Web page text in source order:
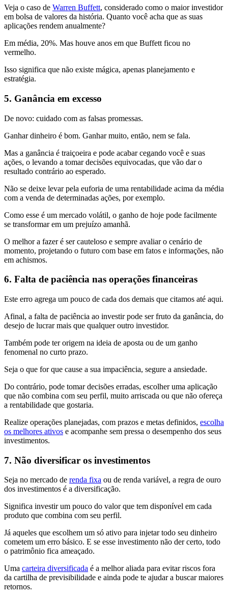
Veja o caso de Warren Buffett, considerado como o maior investidor
em bolsa de valores da história. Quanto você acha que as suas
aplicações rendem anualmente?
Em média, 20%. Mas houve anos em que Buffett ficou no
vermelho.
Isso significa que não existe mágica, apenas planejamento e
estratégia.
5. Ganância em excesso
De novo: cuidado com as falsas promessas.
Ganhar dinheiro é bom. Ganhar muito, então, nem se fala.
Mas a ganância é traiçoeira e pode acabar cegando você e suas
ações, o levando a tomar decisões equivocadas, que vão dar o
resultado contrário ao esperado.
Não se deixe levar pela euforia de uma rentabilidade acima da média
com a venda de determinadas ações, por exemplo.
Como esse é um mercado volátil, o ganho de hoje pode facilmente
se transformar em um prejuízo amanhã.
O melhor a fazer é ser cauteloso e sempre avaliar o cenário de
momento, projetando o futuro com base em fatos e informações, não
em achismos.
6. Falta de paciência nas operações financeiras
Este erro agrega um pouco de cada dos demais que citamos até aqui.
Afinal, a falta de paciência ao investir pode ser fruto da ganância, do
desejo de lucrar mais que qualquer outro investidor.
Também pode ter origem na ideia de aposta ou de um ganho
fenomenal no curto prazo.
Seja o que for que cause a sua impaciência, segure a ansiedade.
Do contrário, pode tomar decisões erradas, escolher uma aplicação
que não combina com seu perfil, muito arriscada ou que não ofereça
a rentabilidade que gostaria.
Realize operações planejadas, com prazos e metas definidos, escolha
os melhores ativos e acompanhe sem pressa o desempenho dos seus
investimentos.
7. Não diversificar os investimentos
Seja no mercado de renda fixa ou de renda variável, a regra de ouro
dos investimentos é a diversificação.
Significa investir um pouco do valor que tem disponível em cada
produto que combina com seu perfil.
Já aqueles que escolhem um só ativo para injetar todo seu dinheiro
cometem um erro básico. E se esse investimento não der certo, todo
o patrimônio fica ameaçado.
Uma carteira diversificada é a melhor aliada para evitar riscos fora
da cartilha de previsibilidade e ainda pode te ajudar a buscar maiores
retornos.